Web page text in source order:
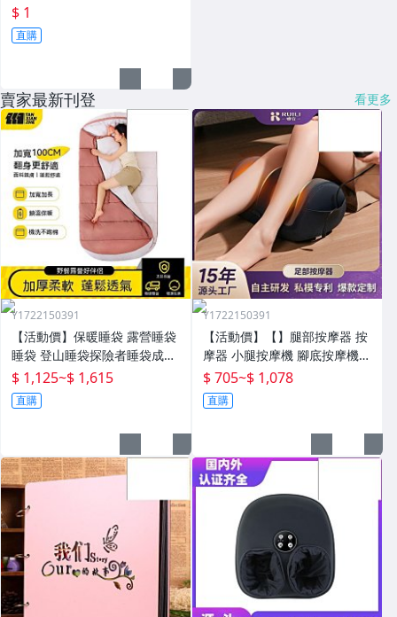
$ 1
直購
賣家最新刊登 看更多
Y1722150391
【活動價】保暖睡袋 露營睡袋
睡袋 登山睡袋探險者睡袋成人
冬季加厚防寒加大戶外露營大
人抗寒四季通用款保暖
$ 1,125~$ 1,615
直購
Y1722150391
【活動價】【】腿部按摩器 按
摩器 小腿按摩機 腳底按摩機
深層按摩儀 小腿按摩儀全自動
揉捏腿部按摩器全腿底腳熱敷
腳部足底
$ 705~$ 1,078
直購